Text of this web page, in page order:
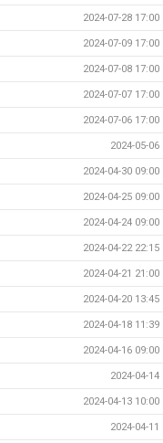
2024-07-28 17:00
2024-07-09 17:00
2024-07-08 17:00
2024-07-07 17:00
2024-07-06 17:00
2024-05-06
2024-04-30 09:00
2024-04-25 09:00
2024-04-24 09:00
2024-04-22 22:15
2024-04-21 21:00
2024-04-20 13:45
2024-04-18 11:39
2024-04-16 09:00
2024-04-14
2024-04-13 10:00
2024-04-11